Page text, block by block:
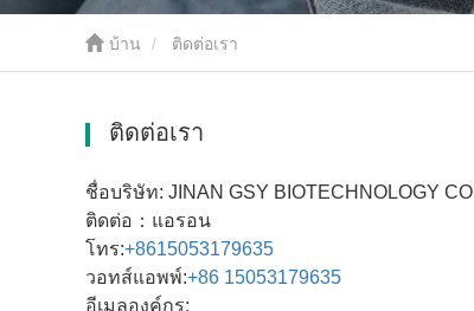
บ้าน ติดต่อเรา
ติดต่อเรา
ชื่อบริษัท: JINAN GSY BIOTECHNOLOGY
ติดต่อ：แอรอน
โทร:+8615053179635
วอทส์แอพพ์:+86 15053179635
อีเมลองค์กร: